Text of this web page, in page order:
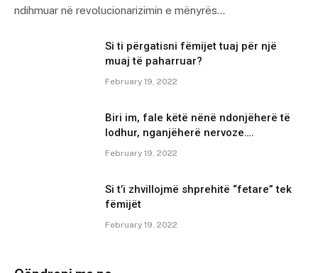
ndihmuar në revolucionarizimin e mënyrës…
Si ti përgatisni fëmijet tuaj për një
muaj të paharruar?
February 19, 2022
Biri im, fale këtë nënë ndonjëherë të
lodhur, nganjëherë nervoze….
February 19, 2022
Si t’i zhvillojmë shprehitë “fetare” tek
fëmijët
February 19, 2022